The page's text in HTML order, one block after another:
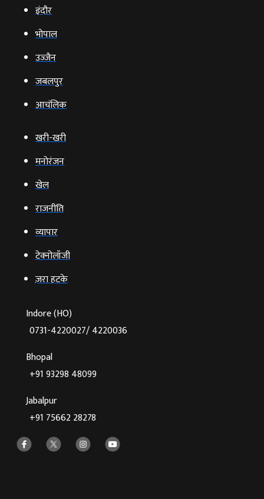
इंदौर
भोपाल
उज्‍जैन
जबलपुर
आचंलिक
खरी-खरी
मनोरंजन
खेल
राजनीति
व्‍यापार
टेक्‍नोलॉजी
ज़रा हटके
Indore (HO)
0731-4220027/ 4220036
Bhopal
+91 93298 48099
Jabalpur
+91 75662 28278